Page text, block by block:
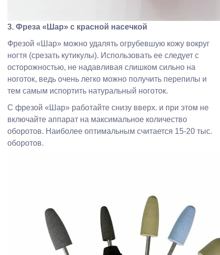
3. Фреза «Шар» с красной насечкой
Фрезой «Шар» можно удалять огрубевшую кожу вокруг
ногтя (срезать кутикулы). Использовать ее следует с
осторожностью, не надавливая слишком сильно на
ноготок, ведь очень легко можно получить перепилы и
тем самым испортить натуральный ноготок.
С фрезой «Шар» работайте снизу вверх. и при этом не
включайте аппарат на максимальное количество
оборотов. Наиболее оптимальным считается 15-20 тыс.
оборотов.